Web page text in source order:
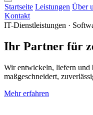
Startseite Leistungen Über
Kontakt
IT-Dienstleistungen ·
Ihr Partner für
Wir entwickeln, liefern und
maßgeschneidert,
Mehr erfahren